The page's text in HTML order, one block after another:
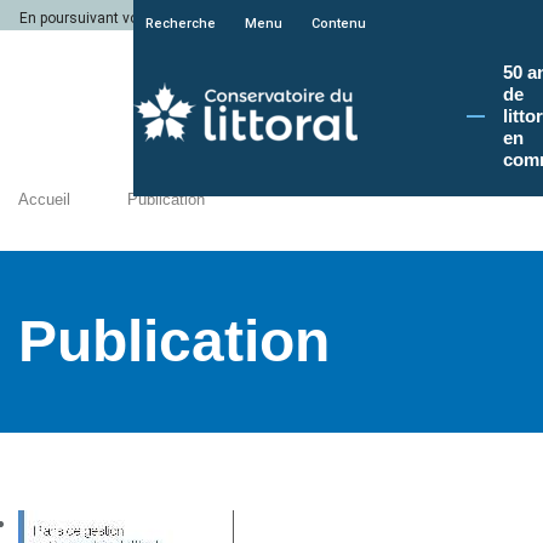
En poursuivant votre navigation sur le site du Conservatoire du littoral, vous
Recherche Menu Contenu
50
de
en
Accueil Publication
Publication